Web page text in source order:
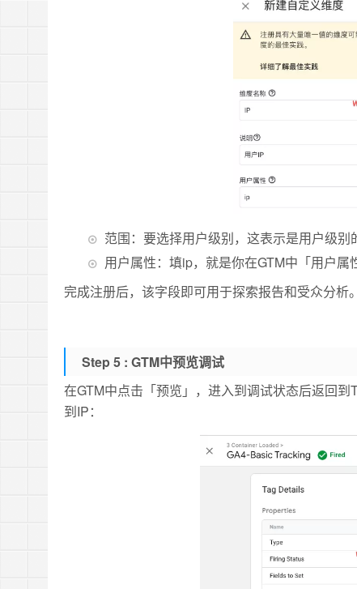
范围：要选择用户级别，这表示是用户级别
用户属性：填ip，就是你在GTM中「用户属
完成注册后，该字段即可用于探索报告和受众分析。
Step 5 : GTM中预览调试
在GTM中点击「预览」，进入到调试状态后返回
到IP：